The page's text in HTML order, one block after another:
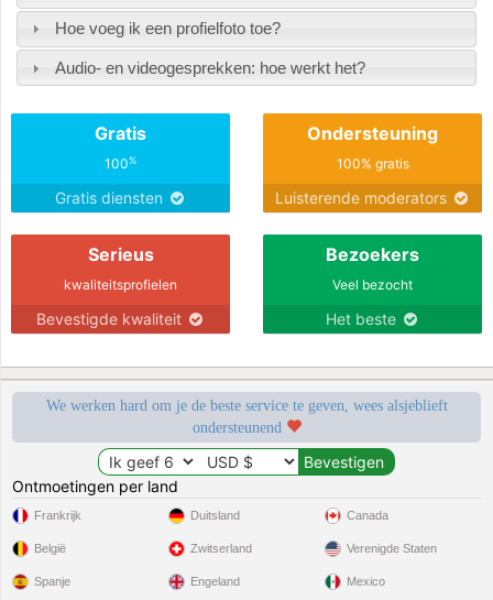
Hoe voeg ik een profielfoto toe?
Audio- en videogesprekken: hoe werkt het?
Gratis
100%
Gratis diensten
Ondersteuning
100% gratis
Luisterende moderators
Serieus
kwaliteitsprofielen
Bevestigde kwaliteit
Bezoekers
Veel bezocht
Het beste
We werken hard om je de beste service te geven, wees alsjeblieft
ondersteunend
Ontmoetingen per land
Frankrijk
België
Spanje
Duitsland
Zwitserland
Engeland
Canada
Verenigde Staten
Mexico